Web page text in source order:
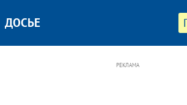
ДОСЬЕ
РЕКЛАМА